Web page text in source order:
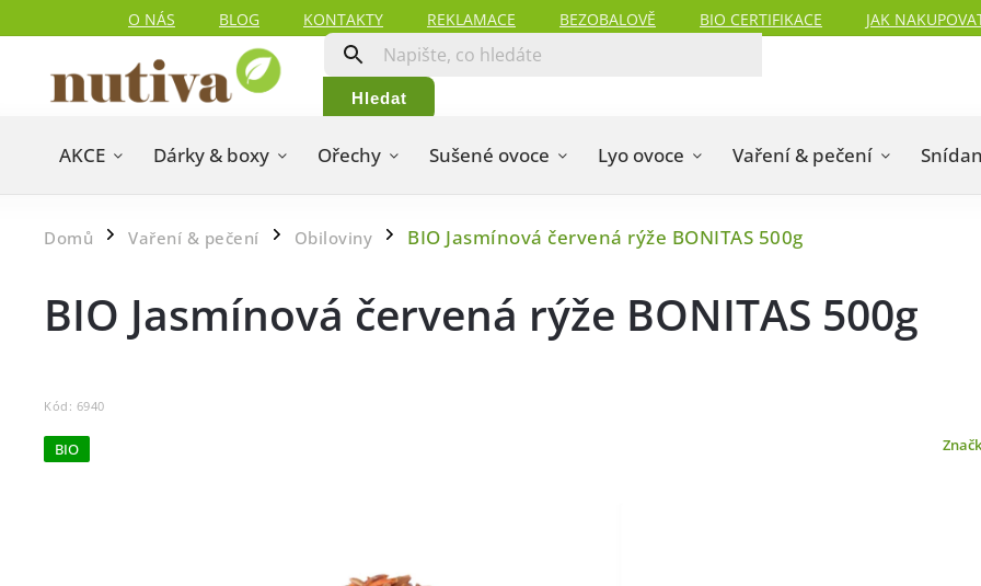
O NÁS BLOG KONTAKTY REKLAMACE BEZOBALOVĚ BIO CERTIFIKACE JAK
Hledat
AKCE Dárky & boxy Ořechy Sušené ovoce Lyo ovoce Vaření & pečení
Domů / Vaření & pečení / Obiloviny / BIO Jasmínová červená rýže BONITAS 500g
BIO Jasmínová červená rýže BONITAS 500g
Kód: 6940
BIO